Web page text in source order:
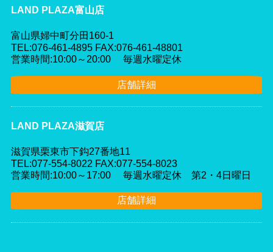
LAND PLAZA富山店
富山県婦中町分田160-1
TEL:076-461-4895 FAX:076-461-48801
営業時間:10:00～20:00 毎週水曜定休
店舗詳細
LAND PLAZA滋賀店
滋賀県栗東市下鈎27番地11
TEL:077-554-8022 FAX:077-554-8023
営業時間:10:00～17:00 毎週水曜定休 第2・4日曜日
店舗詳細